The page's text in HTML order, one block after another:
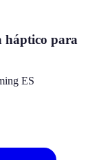
háptico para
ES